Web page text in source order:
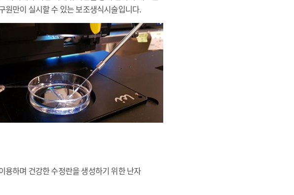
원만이 실시할 수 있는 보조생식시술입니다.
용하며 건강한 수정란을 생성하기 위한 난자